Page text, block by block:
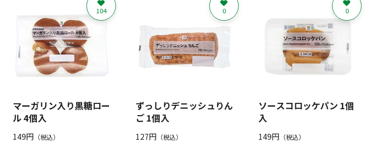
マーガリン入り黒糖ロー
ル 4個入
149円 （税込）
104
ずっしりデニッシュりん
ご 1個入
127円 （税込）
0
ソースコロッケパン 1個
入
149円 （税込）
0